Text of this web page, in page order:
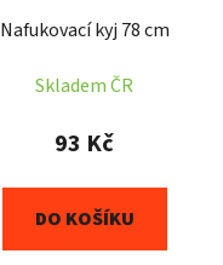
Nafukovací kyj 78 cm
Skladem ČR
93 Kč
DO KOŠÍKU